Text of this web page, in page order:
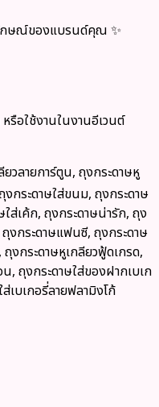
กษณ์ของแบรนด์คุณ ✨
รือใช้งานในงานอีเวนต์
วลายการ์ตูน, ถุงกระดาษหู
กระดาษใส่ขนม, ถุงกระดาษ
ส่เค้ก, ถุงกระดาษน่ารัก, ถุง
งกระดาษแฟนซี, ถุงกระดาษ
งกระดาษหูเกลียวฟู้ดเกรด,
, ถุงกระดาษใส่ของฝากเบเก
เบเกอรี่ลายฟลามิงโก้